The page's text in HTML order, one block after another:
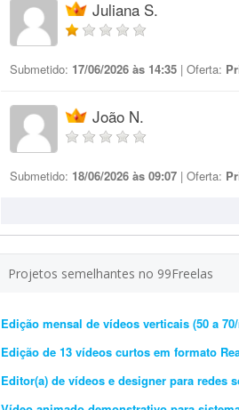
Juliana S.
Submetido: 17/06/2026 às 14:35 | Oferta:
João N.
Submetido: 18/06/2026 às 09:07 | Oferta:
Projetos semelhantes no 99Freelas
Edição mensal de vídeos verticais (50 a
Edição de 13 vídeos curtos em formato
Editor(a) de vídeos e designer para redes